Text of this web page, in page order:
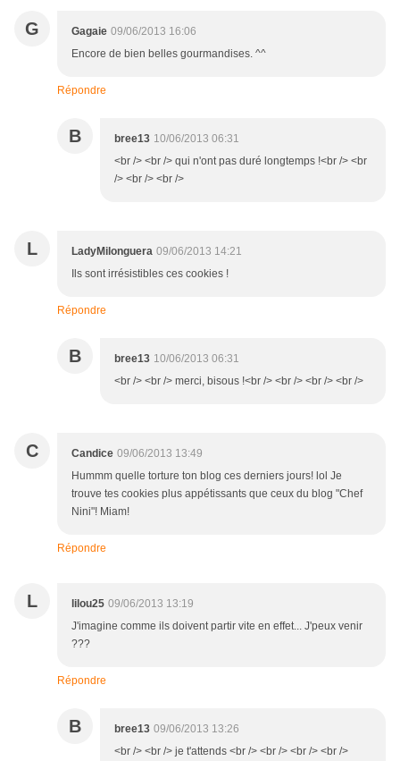
G Gagaie 09/06/2013 16:06
Encore de bien belles gourmandises. ^^
Répondre
B bree13 10/06/2013 06:31
<br /> <br /> qui n'ont pas duré longtemps !<br /> <br
/> <br /> <br />
L LadyMilonguera 09/06/2013 14:21
Ils sont irrésistibles ces cookies !
Répondre
B bree13 10/06/2013 06:31
<br /> <br /> merci, bisous !<br /> <br /> <br /> <br />
C Candice 09/06/2013 13:49
Hummm quelle torture ton blog ces derniers jours! lol Je
trouve tes cookies plus appétissants que ceux du blog "Chef
Nini"! Miam!
Répondre
L lilou25 09/06/2013 13:19
J'imagine comme ils doivent partir vite en effet... J'peux venir
???
Répondre
B bree13 09/06/2013 13:26
<br /> <br /> je t'attends <br /> <br /> <br /> <br />